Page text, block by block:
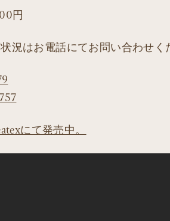
円
況はお電話にてお問い合わせく
にて発売中。